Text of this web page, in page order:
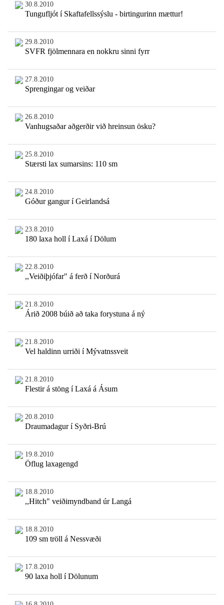
30.8.2010
Tungufljót í Skaftafellssýslu - birtingurinn mættur!
29.8.2010
SVFR fjölmennara en nokkru sinni fyrr
27.8.2010
Sprengingar og veiðar
26.8.2010
Vanhugsaðar aðgerðir við hreinsun ösku?
25.8.2010
Stærsti lax sumarsins: 110 sm
24.8.2010
Góður gangur í Geirlandsá
23.8.2010
180 laxa holl í Laxá í Dölum
22.8.2010
,,Veiðiþjófar" á ferð í Norðurá
21.8.2010
Árið 2008 búið að taka forystuna á ný
21.8.2010
Vel haldinn urriði í Mývatnssveit
21.8.2010
Flestir á stöng í Laxá á Ásum
20.8.2010
Draumadagur í Syðri-Brú
19.8.2010
Öflug laxagengd
18.8.2010
,,Hitch" veiðimyndband úr Langá
18.8.2010
109 sm tröll á Nessvæði
17.8.2010
90 laxa holl í Dölunum